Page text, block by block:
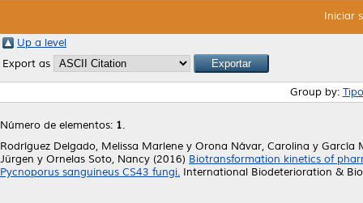
Iniciar
Up a level
Export as
Group by:
Número de elementos: 1.
Rodríguez Delgado, Melissa Marlene y Orona Návar, Carolina y García
Jürgen y Ornelas Soto, Nancy (2016) Biotransformation kinetics of
Pycnoporus sanguineus CS43 fungi. International Biodeterioration &